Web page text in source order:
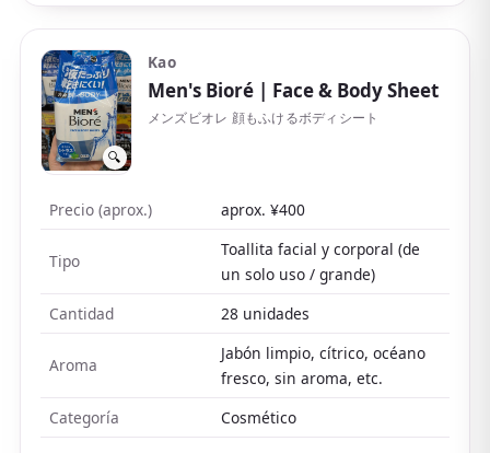
Aun así, el aroma dulce es cuestión de gustos y puede
resultar difícil de usar cuando quieres bajar la
fragancia. Es una favorita entre mujeres adultas que
priorizan el cuidado del olor del sudor.
🔍
Kao
Men's Bioré | Face & Body Sheet
メンズビオレ 顔もふけるボディシート
Precio (aprox.) aprox. ¥400
Tipo
Toallita facial y corporal (de
un solo uso / grande)
Cantidad
28 unidades
Aroma
Jabón limpio, cítrico, océano
fresco, sin aroma, etc.
Categoría
Cosmético